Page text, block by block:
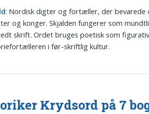
: Nordisk digter og fortæller, der
og konger. Skjalden fungerer som
skrift. Ordet bruges poetisk som
i før-skriftlig kultur.
Krydsord på 7